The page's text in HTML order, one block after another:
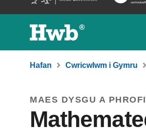
Hafan Cwricwlwm i Gymru
MAES DYSGU A